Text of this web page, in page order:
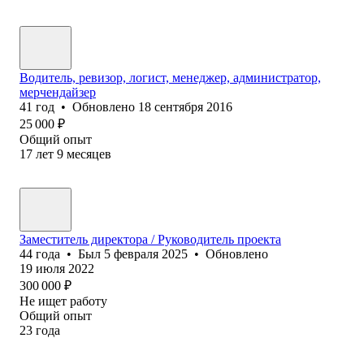
Водитель, ревизор, логист, менеджер, администратор,
мерчендайзер
41 год • Обновлено 18 сентября 2016
25 000 ₽
Общий опыт
17 лет 9 месяцев
Заместитель директора / Руководитель проекта
44 года • Был 5 февраля 2025 • Обновлено
19 июля 2022
300 000 ₽
Не ищет работу
Общий опыт
23 года